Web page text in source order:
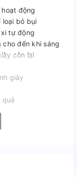
động
loại bỏ bụi
tự động
đến khi sáng
còn lại
giày
quả